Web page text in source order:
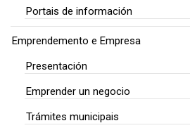
Portais de información
Emprendemento e Empresa
Presentación
Emprender un negocio
Trámites municipais